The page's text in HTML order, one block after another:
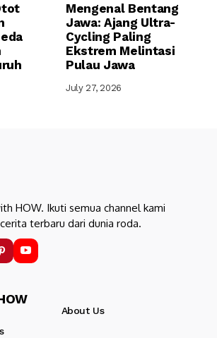
Mengenal Bentang
Jawa: Ajang Ultra-
Cycling Paling
Ekstrem Melintasi
Pulau Jawa
July 27, 2026
HOW. Ikuti semua channel kami
terbaru dari dunia roda.
About Us